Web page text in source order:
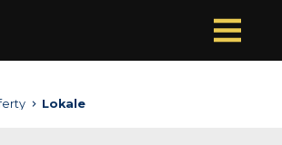
Lokale